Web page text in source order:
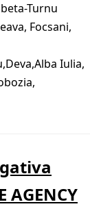
Turnu
Focsani,
Iulia,
AGENCY